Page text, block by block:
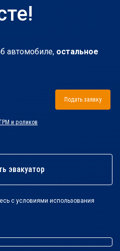
автомобиле, остальное
Подать заявку
и роликов
эвакуатор
с условиями использования